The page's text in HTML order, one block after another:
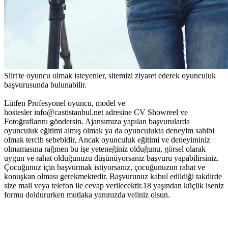
Siirt'te oyuncu olmak isteyenler, sitemizi ziyaret ederek oyunculuk
başvurusunda bulunabilir.
Lütfen Profesyonel oyuncu, model ve
hosteslerinfo@castistanbul.net adresine CV Showreel ve
Fotoğraflarını göndersin. Ajansımıza yapılan başvurularda
oyunculuk eğitimi almış olmak ya da oyunculukta deneyim sahibi
olmak tercih sebebidir, Ancak oyunculuk eğitimi ve deneyiminiz
olmamasına rağmen bu işe yeteneğiniz olduğunu, görsel olarak
uygun ve rahat olduğunuzu düşünüyorsanız başvuru yapabilirsiniz.
Çocuğunuz için başvurmak istiyorsanız, çocuğunuzun rahat ve
konuşkan olması gerekmektedir. Başvurunuz kabul edildiği takdirde
size mail veya telefon ile cevap verilecektir.18 yaşından küçük iseniz
formu doldururken mutlaka yanınızda veliniz olsun.